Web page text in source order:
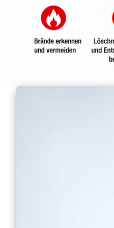
Hausnotruf
Hauswirtschaftliche Hilfen
Seniorenberatung
Angebote im Quartier
AiKo